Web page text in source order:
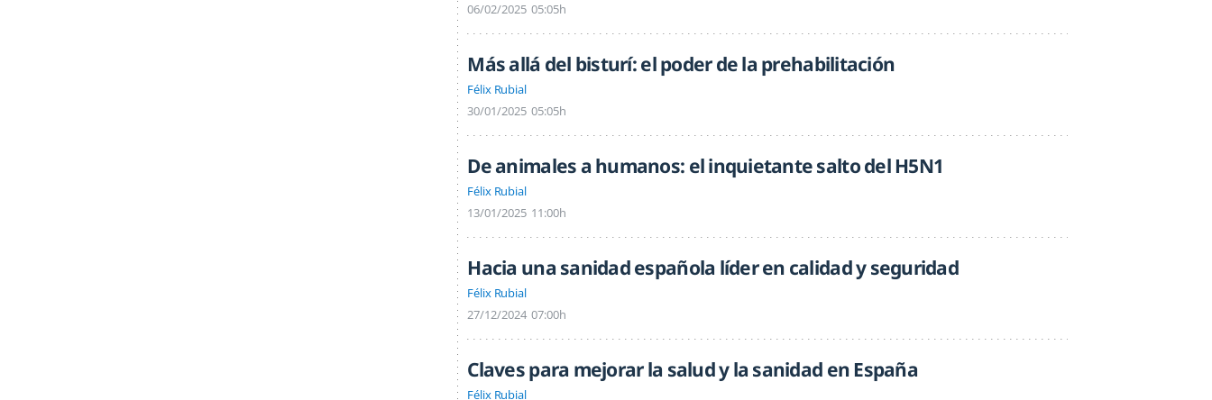
06/02/2025 05:05h
Más allá del bisturí: el poder de la prehabilitación
Félix Rubial
30/01/2025 05:05h
De animales a humanos: el inquietante salto del H5N1
Félix Rubial
13/01/2025 11:00h
Hacia una sanidad española líder en calidad y seguridad
Félix Rubial
27/12/2024 07:00h
Claves para mejorar la salud y la sanidad en España
Félix Rubial